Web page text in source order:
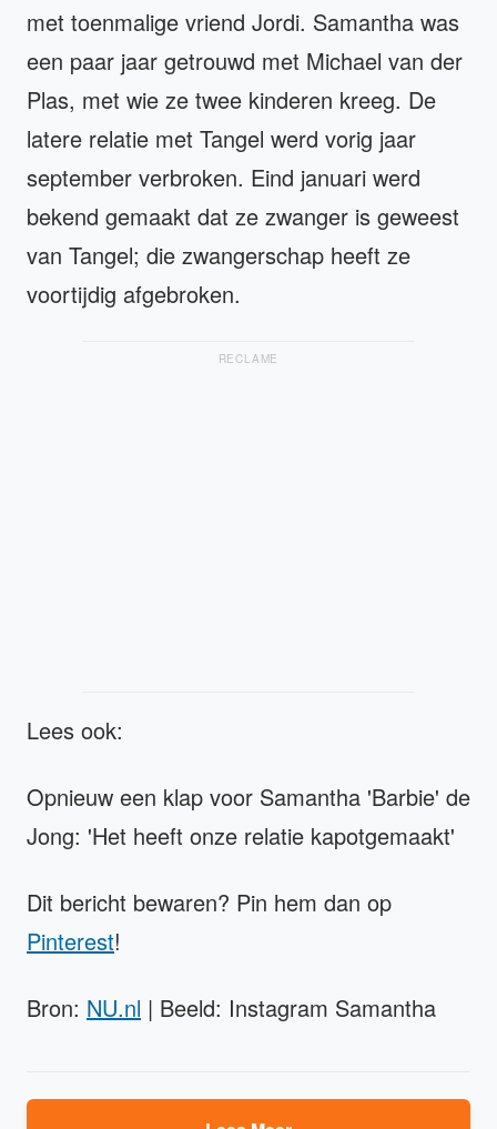
met toenmalige vriend Jordi. Samantha was
een paar jaar getrouwd met Michael van der
Plas, met wie ze twee kinderen kreeg. De
latere relatie met Tangel werd vorig jaar
september verbroken. Eind januari werd
bekend gemaakt dat ze zwanger is geweest
van Tangel; die zwangerschap heeft ze
voortijdig afgebroken.
RECLAME
Lees ook:
Opnieuw een klap voor Samantha 'Barbie' de
Jong: 'Het heeft onze relatie kapotgemaakt'
Dit bericht bewaren? Pin hem dan op
Pinterest!
Bron: NU.nl | Beeld: Instagram Samantha